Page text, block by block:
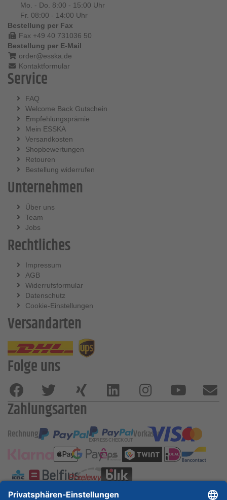
Mo. - Do. 8:00 - 15:00 Uhr
Fr. 08:00 - 14:00 Uhr
Bestellung per Fax
Fax +49 40 731036 50
Bestellung per E-Mail
order@esska.de
Kontaktformular
Service
FAQ
Welcome Back Gutschein
Empfehlungsprämie
Mein ESSKA
Versandkosten
Shopbewertungen
Retouren
Bestellung widerrufen
Unternehmen
Über uns
Team
Jobs
Rechtliches
Impressum
AGB
Widerrufsformular
Datenschutz
Cookie-Einstellungen
Versandarten
Folge uns
Zahlungsarten
Rechnung Vorkasse
ESSKA International